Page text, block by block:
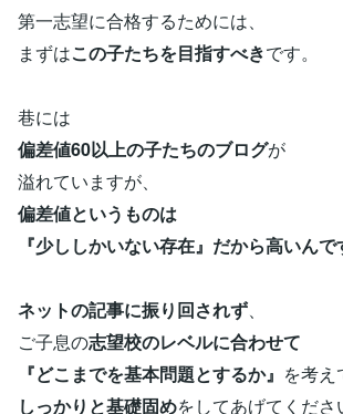
第一志望に合格するためには、
まずはこの子たちを目指すべきです。
巷には
偏差値60以上の子たちのブログが
溢れていますが、
偏差値というものは
『少ししかいない存在』だから高いんで
ネットの記事に振り回されず、
ご子息の志望校のレベルに合わせて
『どこまでを基本問題とするか』 を考え
しっかりと基礎固めをしてあげてくださ